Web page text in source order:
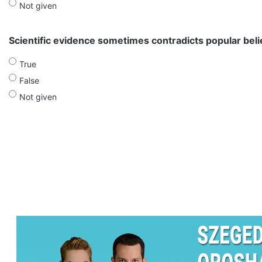
Not given
Scientific evidence sometimes contradicts popular
True
False
Not given